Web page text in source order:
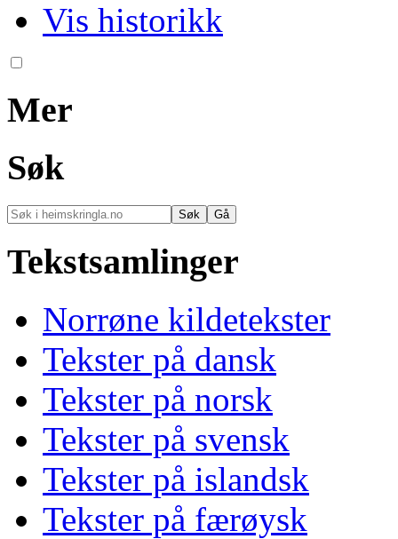
Vis historikk
Mer
Søk
Tekstsamlinger
Norrøne kildetekster
Tekster på dansk
Tekster på norsk
Tekster på svensk
Tekster på islandsk
Tekster på færøysk